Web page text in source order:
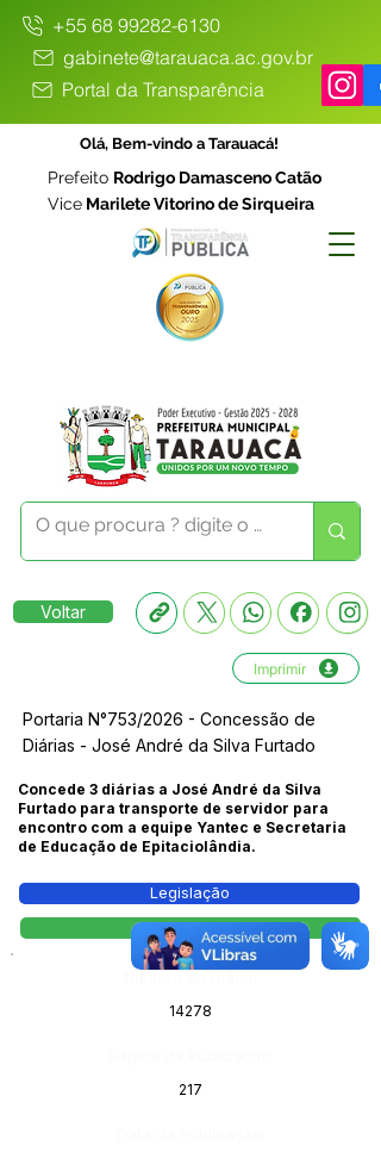
+55 68 99282-6130
gabinete@tarauaca.ac.gov.br
Portal da Transparência
Olá, Bem-vindo a Tarauacá!
Prefeito Rodrigo Damasceno Catão
Vice Marilete Vitorino de Sirqueira
Voltar
Imprimir
Portaria N°753/2026 - Concessão de
Diárias - José André da Silva Furtado
Concede 3 diárias a José André da Silva
Furtado para transporte de servidor para
encontro com a equipe Yantec e Secretaria
de Educação de Epitaciolândia.
Legislação
Portaria
14278
217